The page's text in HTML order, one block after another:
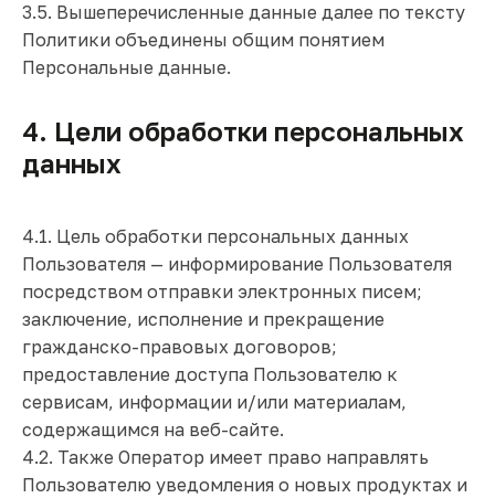
3.5. Вышеперечисленные данные далее по тексту
Политики объединены общим понятием
Персональные данные.
4. Цели обработки персональных
данных
4.1. Цель обработки персональных данных
Пользователя — информирование Пользователя
посредством отправки электронных писем;
заключение, исполнение и прекращение
гражданско-правовых договоров;
предоставление доступа Пользователю к
сервисам, информации и/или материалам,
содержащимся на веб-сайте.
4.2. Также Оператор имеет право направлять
Пользователю уведомления о новых продуктах и